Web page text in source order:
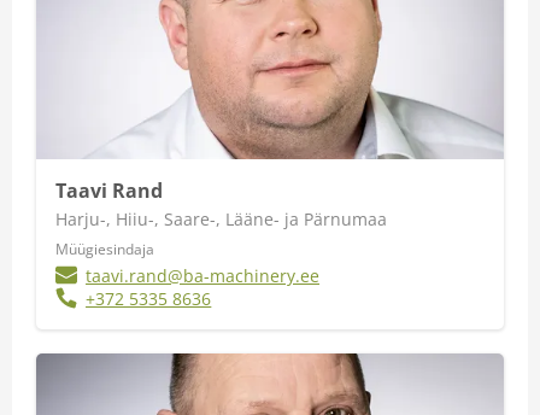
Taavi Rand
Harju-, Hiiu-, Saare-, Lääne- ja Pärnumaa
Müügiesindaja
taavi.rand@ba-machinery.ee
+372 5335 8636